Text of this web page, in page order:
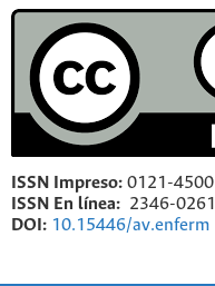
ISSN Impreso: 0121-4500
ISSN En línea: 2346-0261
DOI: 10.15446/av.enferm